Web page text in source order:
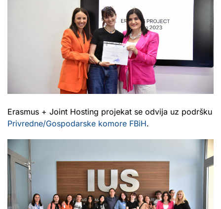
Erasmus + Joint Hosting projekat se odvija uz podršku
Privredne/Gospodarske komore FBiH.